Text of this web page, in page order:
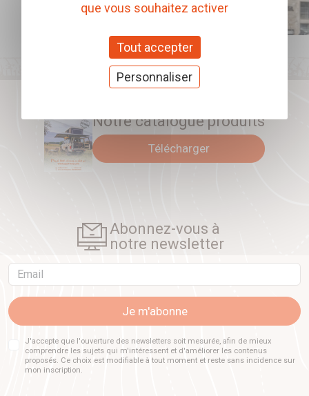
Notre catalogue produits
Télécharger
Abonnez-vous à
notre newsletter
Email
Je m'abonne
J'accepte que l'ouverture des newsletters soit mesurée, afin de mieux
comprendre les sujets qui m'intéressent et d'améliorer les contenus
proposés. Ce choix est modifiable à tout moment et reste sans incidence sur
mon inscription.
que vous souhaitez activer
Tout accepter
Personnaliser